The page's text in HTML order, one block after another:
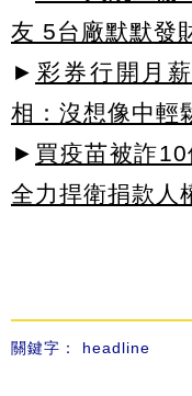
友 5台廠默默發
► 彩券行開月
相：沒想像中輕
► 買疫苗被詐
全力捍衛捐款人
關鍵字： headline